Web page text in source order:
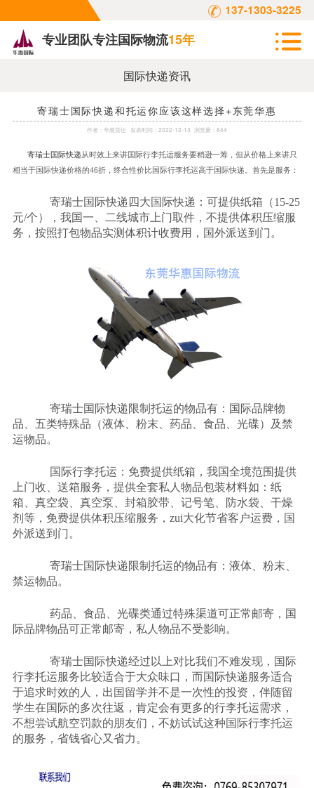
137-1303-3225
专业团队专注国际物流15年
国际快递资讯
寄瑞士国际快递和托运你应该这样选择+东莞华惠
作者： 华惠货运 发表时间： 2022-12-13 浏览量：844
寄瑞士国际快递 从时效上来讲国际行李托运服务要稍逊一筹，但从价格上来讲只
相当于国际快递价格的46折，终合性价比国际行李托运高于国际快递。首先是服务：
寄瑞士国际快递四大国际快递：可提供纸箱（15-25
元/个），我国一、二线城市上门取件，不提供体积压缩服
务，按照打包物品实测体积计收费用，国外派送到门。
寄瑞士国际快递限制托运的物品有：国际品牌物
品、五类特殊品（液体、粉末、药品、食品、光碟）及禁
运物品。
国际行李托运：免费提供纸箱，我国全境范围提供
上门收、送箱服务，提供全套私人物品包装材料如：纸
箱、真空袋、真空泵、封箱胶带、记号笔、防水袋、干燥
剂等，免费提供体积压缩服务， zui大化节省客户运费，国
外派送到门。
寄瑞士国际快递限制托运的物品有：液体、粉末、
禁运物品。
药品、食品、光碟类通过特殊渠道可正常邮寄，国
际品牌物品可正常邮寄，私人物品不受影响。
寄瑞士国际快递经过以上对比我们不难发现，国际
行李托运服务比较适合于大众味口，而国际快递服务适合
于追求时效的人，出国留学并不是一次性的投资，伴随留
学生在国际的多次往返，肯定会有更多的行李托运需求，
不想尝试航空罚款的朋友们，不妨试试这种国际行李托运
的服务，省钱省心又省力。